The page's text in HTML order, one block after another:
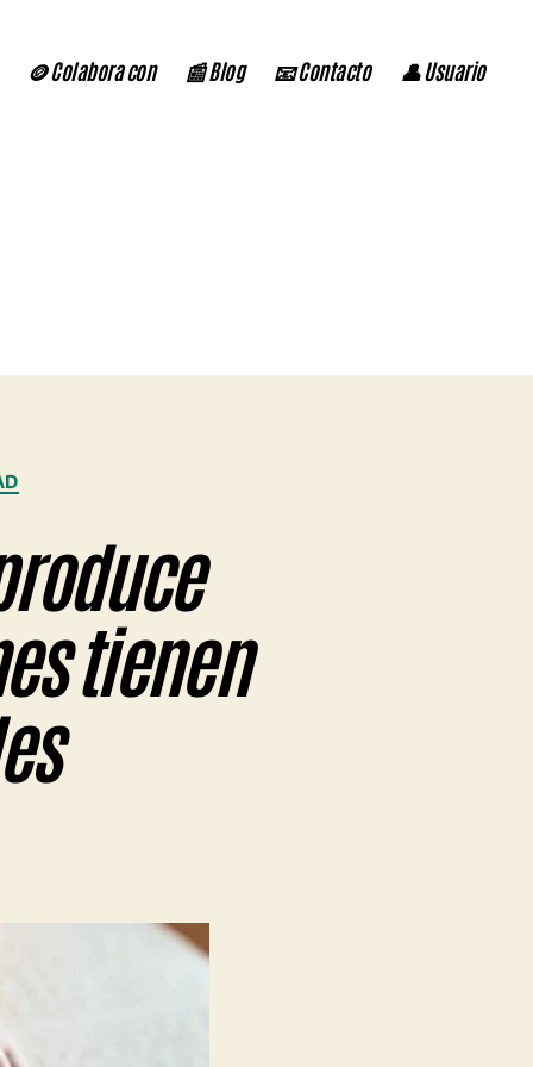
🪙 Colabora con 📰 Blog 📧 Contacto 👤 Usuario
tienen